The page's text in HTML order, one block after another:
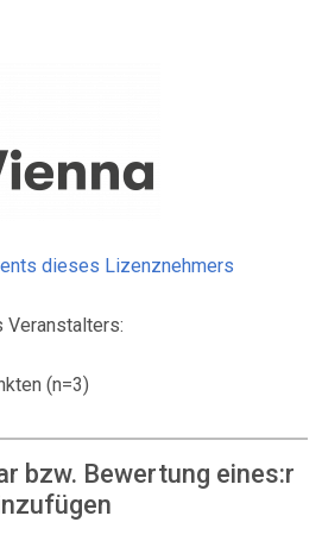
dieses Lizenznehmers
Veranstalters:
(n=3)
bzw. Bewertung eines:r